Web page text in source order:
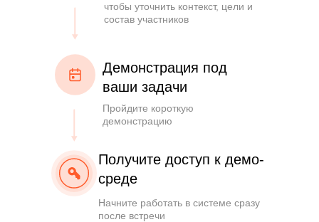
чтобы уточнить контекст, цели и
состав участников
Пройдите короткую
демонстрацию
Демонстрация под
ваши задачи
Начните работать в системе сразу
после встречи
Получите доступ к демо-
среде